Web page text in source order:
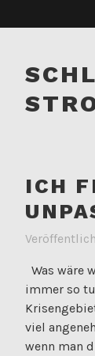
ICH
Was wäre
immer so
viel
wenn man